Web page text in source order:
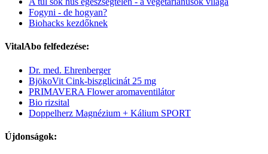
Fogyni - de hogyan?
Biohacks kezdőknek
VitalAbo felfedezése:
Dr. med. Ehrenberger
BjökoVit Cink-biszglicinát 25 mg
PRIMAVERA Flower aromaventilátor
Bio rizsital
Doppelherz Magnézium + Kálium SPORT
Újdonságok: